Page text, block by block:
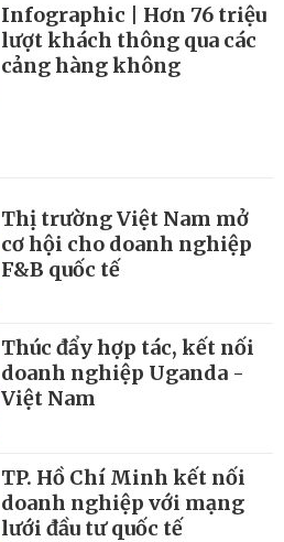
Infographic | Hơn 76 triệu
lượt khách thông qua các
cảng hàng không
Thị trường Việt Nam mở
cơ hội cho doanh nghiệp
F&B quốc tế
Thúc đẩy hợp tác, kết nối
doanh nghiệp Uganda -
Việt Nam
TP. Hồ Chí Minh kết nối
doanh nghiệp với mạng
lưới đầu tư quốc tế